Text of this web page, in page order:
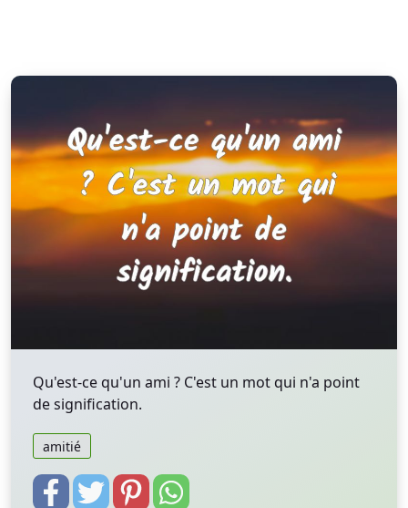
Qu'est-ce qu'un ami ? C'est un mot qui n'a point
de signification.
amitié